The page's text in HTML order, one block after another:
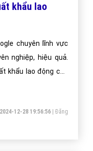
khẩu lao
chuyên lĩnh vực
nghiệp, hiệu quả.
khẩu lao động của
2024-12-28 19:56:56|Đăng